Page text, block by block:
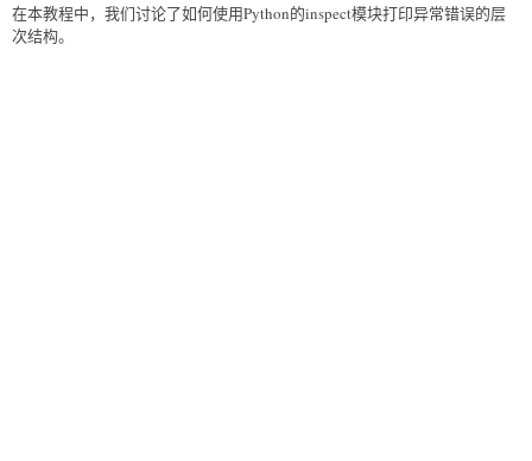
---------> PermissionError
---------> ProcessLookupError
在本教程中，我们讨论了如何使用Python的inspect模块打印异常错误的层
次结构。